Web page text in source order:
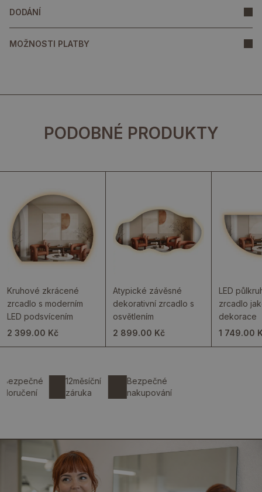
DODÁNÍ
MOŽNOSTI PLATBY
PODOBNÉ PRODUKTY
Kruhové zkrácené
zrcadlo s moderním
LED podsvícením
2 399.00 Kč
Atypické závěsné
dekorativní zrcadlo s
osvětlením
2 899.00 Kč
LED
zrcadlo
dekorace
1 749.00
12měsíční
záruka
Bezpečné
nakupování